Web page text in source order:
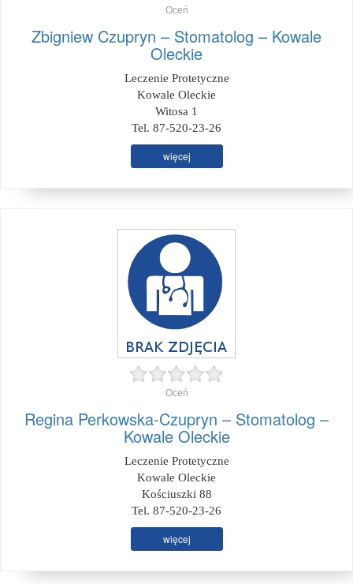
Oceń
Zbigniew Czupryn – Stomatolog – Kowale
Oleckie
Leczenie Protetyczne
Kowale Oleckie
Witosa 1
Tel. 87-520-23-26
więcej
Oceń
Regina Perkowska-Czupryn – Stomatolog –
Kowale Oleckie
Leczenie Protetyczne
Kowale Oleckie
Kościuszki 88
Tel. 87-520-23-26
więcej